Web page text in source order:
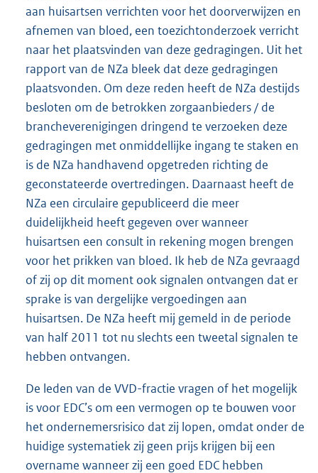
aan huisartsen verrichten voor het doorverwijzen en
afnemen van bloed, een toezichtonderzoek verricht
naar het plaatsvinden van deze gedragingen. Uit het
rapport van de NZa bleek dat deze gedragingen
plaatsvonden. Om deze reden heeft de NZa destijds
besloten om de betrokken zorgaanbieders / de
brancheverenigingen dringend te verzoeken deze
gedragingen met onmiddellijke ingang te staken en
is de NZa handhavend opgetreden richting de
geconstateerde overtredingen. Daarnaast heeft de
NZa een circulaire gepubliceerd die meer
duidelijkheid heeft gegeven over wanneer
huisartsen een consult in rekening mogen brengen
voor het prikken van bloed. Ik heb de NZa gevraagd
of zij op dit moment ook signalen ontvangen dat er
sprake is van dergelijke vergoedingen aan
huisartsen. De NZa heeft mij gemeld in de periode
van half 2011 tot nu slechts een tweetal signalen te
hebben ontvangen.
De leden van de VVD-fractie vragen of het mogelijk
is voor EDC’s om een vermogen op te bouwen voor
het ondernemersrisico dat zij lopen, omdat onder de
huidige systematiek zij geen prijs krijgen bij een
overname wanneer zij een goed EDC hebben